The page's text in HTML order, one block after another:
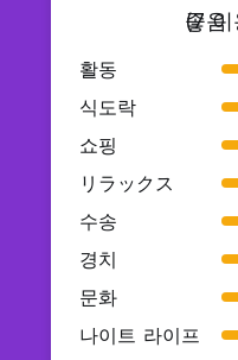
좋음
(7 이
활동
식도락
쇼핑
リラックス
수송
경치
문화
나이트 라이프